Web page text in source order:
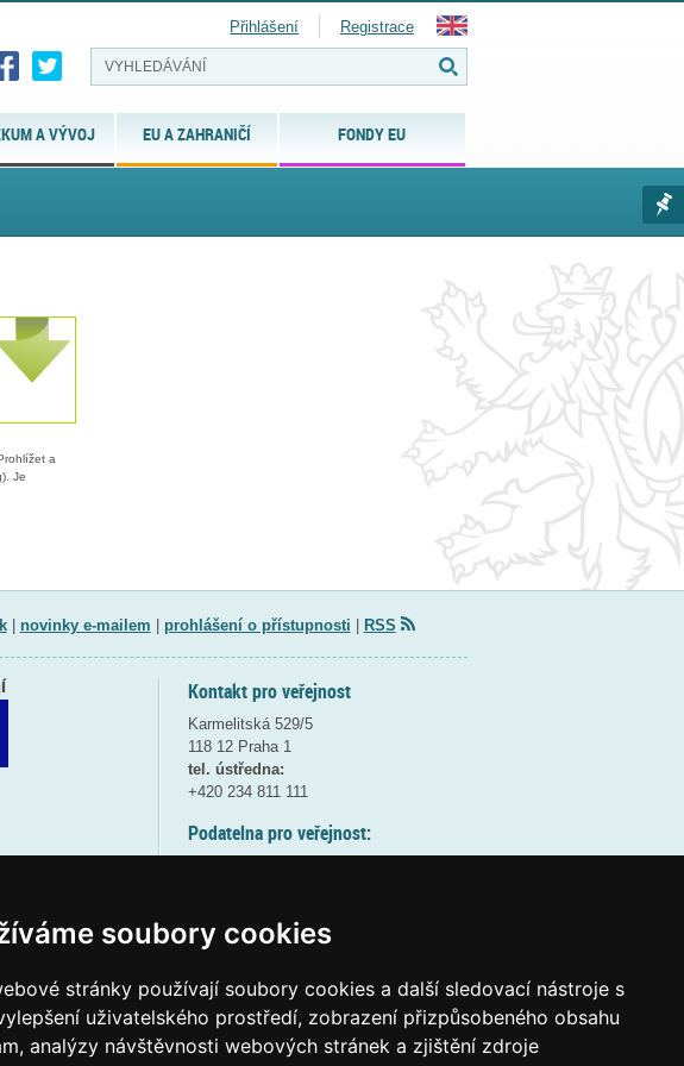
soubory cookies
stránky používají soubory cookies a další sledovací nástroje s
uživatelského prostředí, zobrazení přizpůsobeného obsahu
analýzy návštěvnosti webových stránek a zjištění zdroje
A VÝVOJ EU A ZAHRANIČÍ FONDY EU
Přihlášení Registrace
a
Je
| novinky e-mailem prohlášení o přístupnosti RSS
Kontakt pro veřejnost
Karmelitská 529/5
118 12 Praha 1
tel. ústředna:
+420 234 811 111
Podatelna pro veřejnost:
(více informací
Elektronická podatelna:
posta@msmtgov cz